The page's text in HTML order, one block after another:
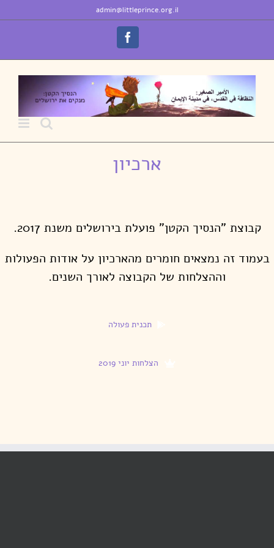
admin@littleprince.org.il
Facebook
ארכיון
קבוצת "הנסיך הקטן" פועלת בירושלים משנת 2017.
בעמוד זה נמצאים חומרים מהארכיון על אודות הפעולות
וההצלחות של הקבוצה לאורך השנים.
תכנית פעולה
הצלחות יוני 2019